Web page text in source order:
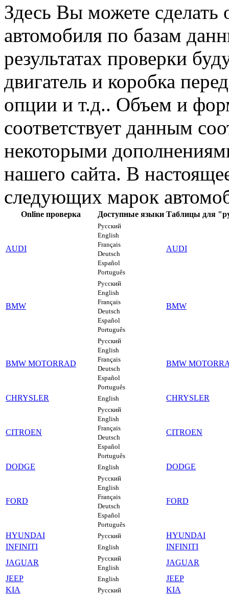
Здесь Вы можете
автомобиля по базам
результатах проверки
двигатель и коробка
опции и т.д.. Объем и
соответствует данным
некоторыми
нашего сайта. В
следующих марок
Online проверка Доступные языки Таблицы для
AUDI
Русский
English
Français
Deutsch
Español
Português
AUDI
BMW
Русский
English
Français
Deutsch
Español
Português
BMW
BMW MOTORRAD
Русский
English
Français
Deutsch
Español
Português
BMW
CHRYSLER English CHRYSLER
CITROEN
Русский
English
Français
Deutsch
Español
Português
CITROEN
DODGE English DODGE
FORD
Русский
English
Français
Deutsch
Español
Português
FORD
HYUNDAI Русский
HYUNDAI
INFINITI
English
INFINITI
JAGUAR
Русский
English
JAGUAR
JEEP
English
JEEP
KIA
Русский
KIA